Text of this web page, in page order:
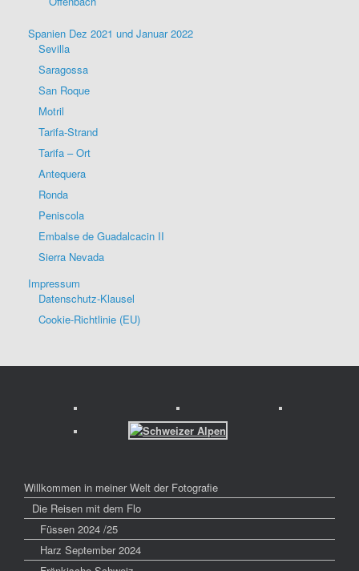
Spanien Dez 2021 und Januar 2022
Sevilla
Saragossa
San Roque
Motril
Tarifa-Strand
Tarifa – Ort
Antequera
Ronda
Peniscola
Embalse de Guadalcacin II
Sierra Nevada
Impressum
Datenschutz-Klausel
Cookie-Richtlinie (EU)
Willkommen in meiner Welt der Fotografie
Die Reisen mit dem Flo
Füssen 2024 /25
Harz September 2024